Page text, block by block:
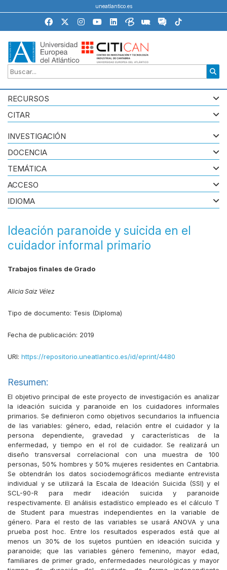
uneatlantico.es
RECURSOS
CITAR
Ideación paranoide y suicida en el
cuidador informal primario
Trabajos finales de Grado
Alicia Saiz Vélez
Tipo de documento: Tesis (Diploma)
Fecha de publicación: 2019
URI: https://repositorio.uneatlantico.es/id/eprint/4480
Resumen:
El objetivo principal de este proyecto de investigación es analizar
la ideación suicida y paranoide en los cuidadores informales
primarios. Se definieron como objetivos secundarios la influencia
de las variables: género, edad, relación entre el cuidador y la
persona dependiente, gravedad y características de la
enfermedad, y tiempo en el rol de cuidador. Se realizará un
diseño transversal correlacional con una muestra de 100
personas, 50% hombres y 50% mujeres residentes en Cantabria.
Se obtendrán los datos sociodemográficos mediante entrevista
individual y se utilizará la Escala de Ideación Suicida (SSI) y el
SCL-90-R para medir ideación suicida y paranoide
respectivamente. El análisis estadístico empleado es el cálculo T
de Student para muestras independientes en la variable de
género. Para el resto de las variables se usará ANOVA y una
prueba post hoc. Entre los resultados esperados está que al
menos un 30% de los sujetos puntúen en ideación suicida y
paranoide; que las variables género femenino, mayor edad,
familiares de primer grado, enfermedades neurológicas y mayor
INVESTIGACIÓN
DOCENCIA
TEMÁTICA
ACCESO
IDIOMA